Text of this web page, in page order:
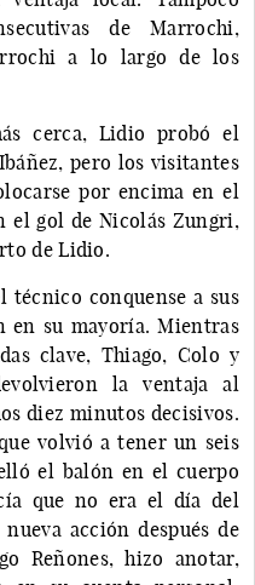
de Marrochi,
a lo largo de los
cerca, Lidio probó el
pero los visitantes
por encima en el
el gol de Nicolás Zungri,
de Lidio.
técnico conquense a sus
en su mayoría. Mientras
clave, Thiago, Colo y
la ventaja al
diez minutos decisivos.
volvió a tener un seis
el balón en el cuerpo
que no era el día del
acción después de
Reñones, hizo anotar,